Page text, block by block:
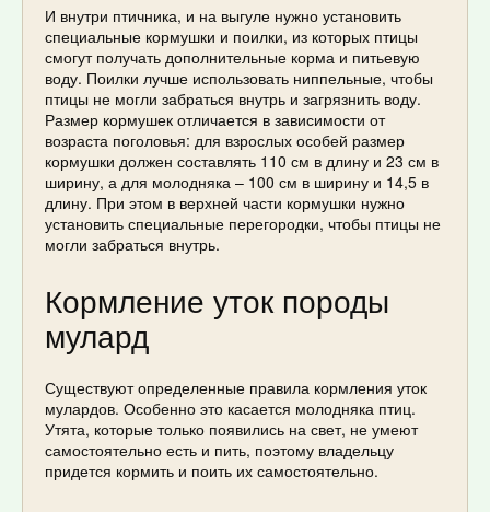
И внутри птичника, и на выгуле нужно установить
специальные кормушки и поилки, из которых птицы
смогут получать дополнительные корма и питьевую
воду. Поилки лучше использовать ниппельные, чтобы
птицы не могли забраться внутрь и загрязнить воду.
Размер кормушек отличается в зависимости от
возраста поголовья: для взрослых особей размер
кормушки должен составлять 110 см в длину и 23 см в
ширину, а для молодняка – 100 см в ширину и 14,5 в
длину. При этом в верхней части кормушки нужно
установить специальные перегородки, чтобы птицы не
могли забраться внутрь.
Кормление уток породы
мулард
Существуют определенные правила кормления уток
мулардов. Особенно это касается молодняка птиц.
Утята, которые только появились на свет, не умеют
самостоятельно есть и пить, поэтому владельцу
придется кормить и поить их самостоятельно.